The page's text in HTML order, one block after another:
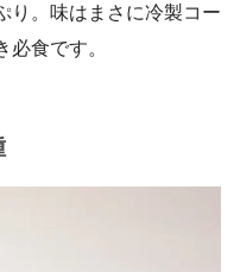
り。味はまさに冷製コー
食です。